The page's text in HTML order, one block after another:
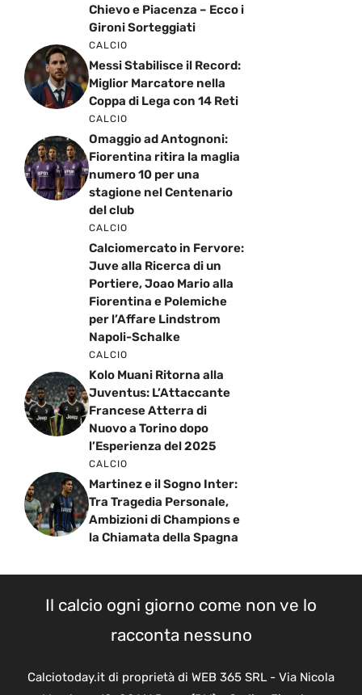
Chievo e Piacenza – Ecco i
Gironi Sorteggiati
CALCIO
Messi Stabilisce il Record:
Miglior Marcatore nella
Coppa di Lega con 14 Reti
CALCIO
Omaggio ad Antognoni:
Fiorentina ritira la maglia
numero 10 per una
stagione nel Centenario
del club
CALCIO
Calciomercato in Fervore:
Juve alla Ricerca di un
Portiere, Joao Mario alla
Fiorentina e Polemiche
per l’Affare Lindstrom
Napoli-Schalke
CALCIO
Kolo Muani Ritorna alla
Juventus: L’Attaccante
Francese Atterra di
Nuovo a Torino dopo
l’Esperienza del 2025
CALCIO
Martinez e il Sogno Inter:
Tra Tragedia Personale,
Ambizioni di Champions e
la Chiamata della Spagna
Il calcio ogni giorno come non ve lo
racconta nessuno
Calciotoday.it di proprietà di WEB 365 SRL - Via Nicola